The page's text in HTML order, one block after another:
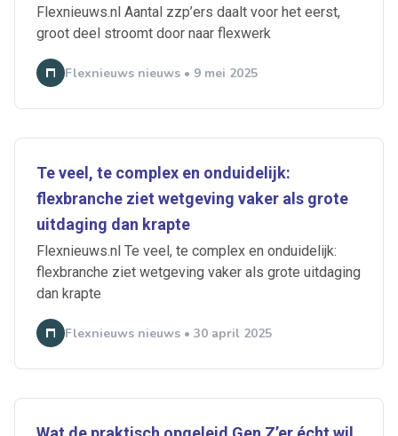
Flexnieuws.nl Aantal zzp’ers daalt voor het eerst,
groot deel stroomt door naar flexwerk
Flexnieuws nieuws • 9 mei 2025
Te veel, te complex en onduidelijk:
flexbranche ziet wetgeving vaker als grote
uitdaging dan krapte
Flexnieuws.nl Te veel, te complex en onduidelijk:
flexbranche ziet wetgeving vaker als grote uitdaging
dan krapte
Flexnieuws nieuws • 30 april 2025